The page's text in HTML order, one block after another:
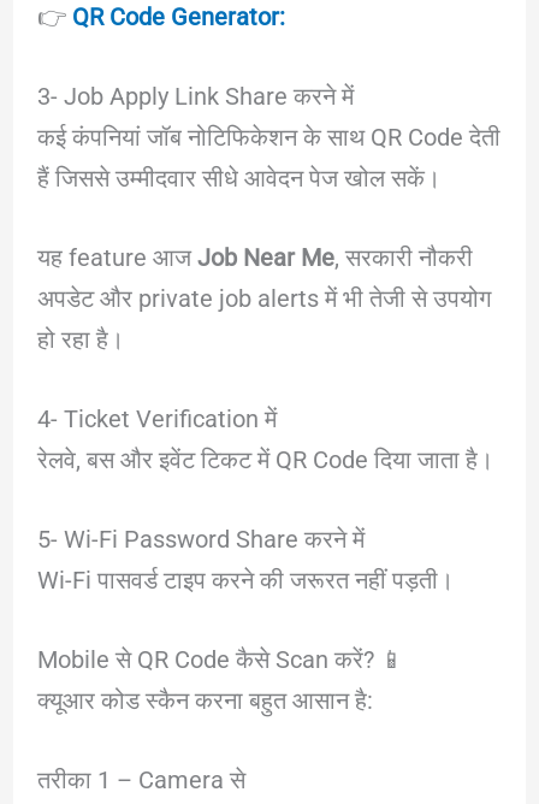
👉 QR Code Generator:
3- Job Apply Link Share करने में
कई कंपनियां जॉब नोटिफिकेशन के साथ QR Code देती
हैं जिससे उम्मीदवार सीधे आवेदन पेज खोल सकें।
यह feature आजJob Near Me, सरकारी नौकरी
अपडेट और private job alerts में भी तेजी से उपयोग
हो रहा है।
4- Ticket Verification में
रेलवे, बस और इवेंट टिकट में QR Code दिया जाता है।
5- Wi-Fi Password Share करने में
Wi-Fi पासवर्ड टाइप करने की जरूरत नहीं पड़ती।
Mobile से QR Code कैसे Scan करें? 📱
क्यूआर कोड स्कैन करना बहुत आसान है:
तरीका 1 – Camera से